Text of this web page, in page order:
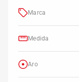
Marca
Medida
Aro